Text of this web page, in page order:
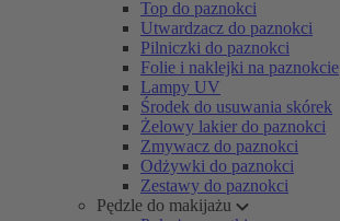
Top do paznokci
Utwardzacz do paznokci
Pilniczki do paznokci
Folie i naklejki na paznokcie
Lampy UV
Środek do usuwania skórek
Żelowy lakier do paznokci
Zmywacz do paznokci
Odżywki do paznokci
Zestawy do paznokci
Pędzle do makijażu